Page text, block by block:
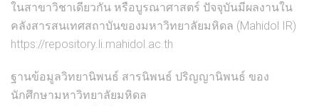
ในสาขาวิชาเดียวกัน หรือบูรณาศาสตร์ ปัจจุบันมีผลงานใน
คลังสารสนเทศสถาบันของมหาวิทยาลัยมหิดล (Mahidol IR)
https://repository.li.mahidol.ac.th
ฐานข้อมูลวิทยานิพนธ์ สารนิพนธ์ ปริญญานิพนธ์ ของ
นักศึกษามหาวิทยาลัยมหิดล